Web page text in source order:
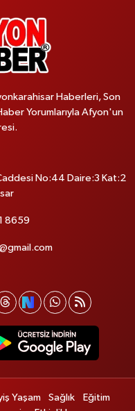
Haberleri, Son
Yorumlarıyla Afyon'un
No:44 Daire:3 Kat:2
8659
Yaşam Sağlık
Eğitim